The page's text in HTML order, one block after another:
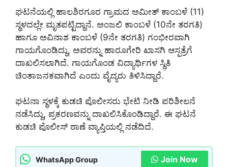
ಘಟನೆಯಲ್ಲಿ ಹಾಲಶಿರಗೂರ ಗ್ರಾಮದ ಅಮೀತ್ ಕಾಂಬಳೆ (11)
ಸ್ಥಳದಲ್ಲೇ ಮೃತಪಟ್ಟಿದ್ದಾನೆ. ಅಂಜಲಿ ಕಾಂಬಳೆ (10ನೇ ತರಗತಿ)
ಹಾಗೂ ಅವಿನಾಶ ಕಾಂಬಳೆ (9ನೇ ತರಗತಿ) ಗಂಭೀರವಾಗಿ
ಗಾಯಗೊಂಡಿದ್ದು, ಅವರನ್ನು ಹಾರೂಗೇರಿ ಖಾಸಗಿ ಆಸ್ಪತ್ರೆಗೆ
ದಾಖಲಿಸಲಾಗಿದೆ. ಗಾಯಗೊಂಡ ವಿದ್ಯಾರ್ಥಿಗಳ ಸ್ಥಿತಿ
ಚಿಂತಾಜನಕವಾಗಿದೆ ಎಂದು ವೈದ್ಯರು ತಿಳಿಸಿದ್ದಾರೆ.
ಘಟನಾ ಸ್ಥಳಕ್ಕೆ ಕುಡಚಿ ಪೊಲೀಸರು ಭೇಟಿ ನೀಡಿ ಪರಿಶೀಲನೆ
ನಡೆಸಿದ್ದು, ಪ್ರಕರಣವನ್ನು ದಾಖಲಿಸಿಕೊಂಡಿದ್ದಾರೆ. ಈ ಘಟನೆ
ಕುಡಚಿ ಪೊಲೀಸ್ ಠಾಣೆ ವ್ಯಾಪ್ತಿಯಲ್ಲಿ ನಡೆದಿದೆ.
WhatsApp Group Join Now